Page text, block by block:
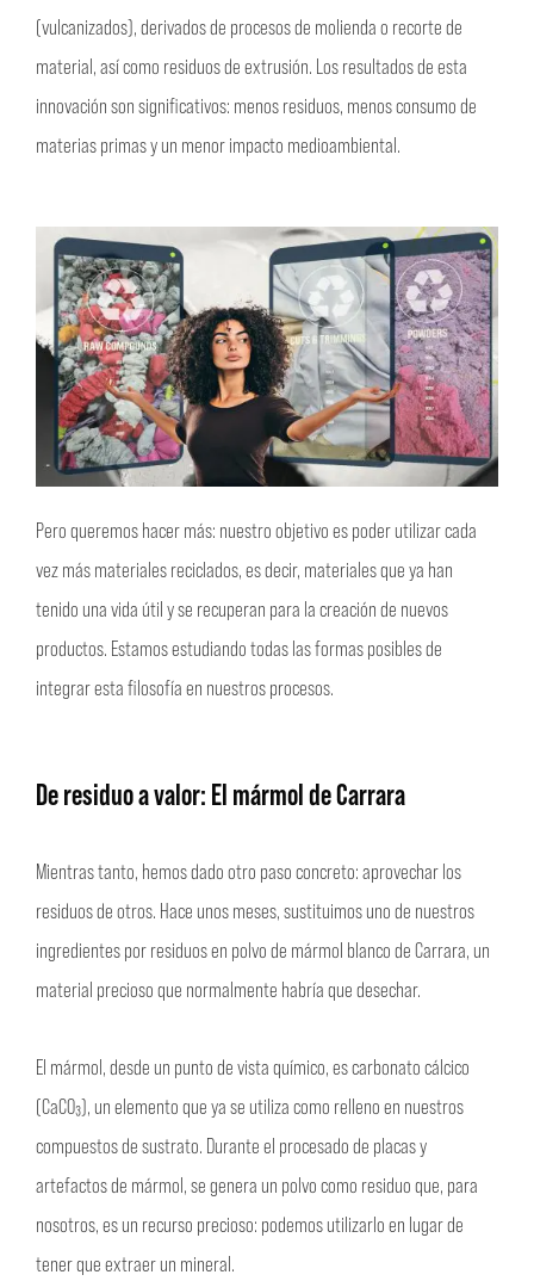
(vulcanizados), derivados de procesos de molienda o recorte de
material, así como residuos de extrusión. Los resultados de esta
innovación son significativos: menos residuos, menos consumo de
materias primas y un menor impacto medioambiental.
Pero queremos hacer más: nuestro objetivo es poder utilizar cada
vez más materiales reciclados, es decir, materiales que ya han
tenido una vida útil y se recuperan para la creación de nuevos
productos. Estamos estudiando todas las formas posibles de
integrar esta filosofía en nuestros procesos.
De residuo a valor: El mármol de Carrara
Mientras tanto, hemos dado otro paso concreto: aprovechar los
residuos de otros. Hace unos meses, sustituimos uno de nuestros
ingredientes por residuos en polvo de mármol blanco de Carrara, un
material precioso que normalmente habría que desechar.
El mármol, desde un punto de vista químico, es carbonato cálcico
(CaCO₃), un elemento que ya se utiliza como relleno en nuestros
compuestos de sustrato. Durante el procesado de placas y
artefactos de mármol, se genera un polvo como residuo que, para
nosotros, es un recurso precioso: podemos utilizarlo en lugar de
tener que extraer un mineral.